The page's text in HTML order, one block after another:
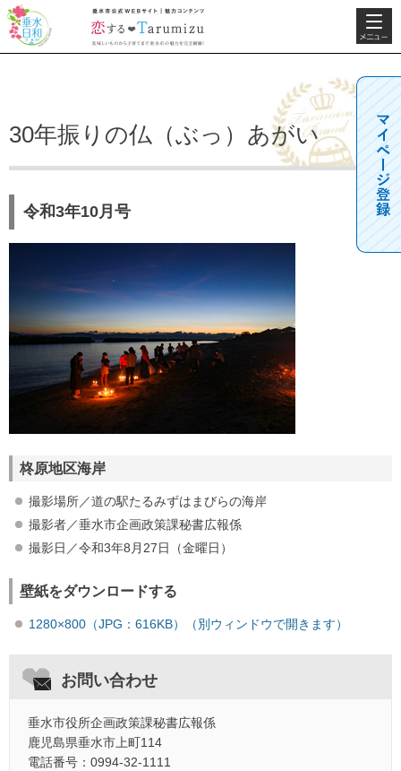
垂水日和
垂水市公式WEBサ
イト 魅力コンテン
ツ 恋するTarumizu
検索・共
通メニュ
ー
30年振りの仏（ぶっ）あがい
令和3年10月号
柊原地区海岸
撮影場所／道の駅たるみずはまびらの海岸
撮影者／垂水市企画政策課秘書広報係
撮影日／令和3年8月27日（金曜日）
壁紙をダウンロードする
1280×800（JPG：616KB）（別ウィンドウで開きます）
お問い合わせ
垂水市役所企画政策課秘書広報係
鹿児島県垂水市上町114
電話番号：0994-32-1111